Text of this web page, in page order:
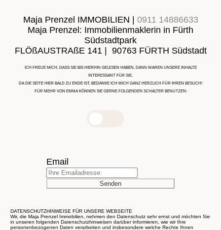
Maja Prenzel IMMOBILIEN | 0911 14886633
Maja Prenzel: Immobilienmaklerin in Fürth
Südstadtpark
FLÖßAUSTRAßE 141 | 90763 FÜRTH Südstadt
ICH FREUE MICH, DASS SIE BIS HIERHIN GELESEN HABEN, DANN WAREN UNSERE INHALTE
INTERESSANT FÜR SIE.
DA DIE SEITE HIER BALD ZU ENDE IST, BEDANKE ICH MICH GANZ HERZLICH FÜR IHREN BESUCH!
FÜR MEHR VON EMMA KÖNNEN SIE GERNE FOLGENDEN SCHALTER BENUTZEN:
Email
Senden
DATENSCHUTZHINWEISE FÜR UNSERE WEBSEITE
Wir, die Maja Prenzel Immobilien, nehmen den Datenschutz sehr ernst und möchten Sie
in unseren folgenden Datenschutzhinweisen darüber informieren, wie wir Ihre
personenbezogenen Daten verarbeiten und insbesondere welche Rechte Ihnen